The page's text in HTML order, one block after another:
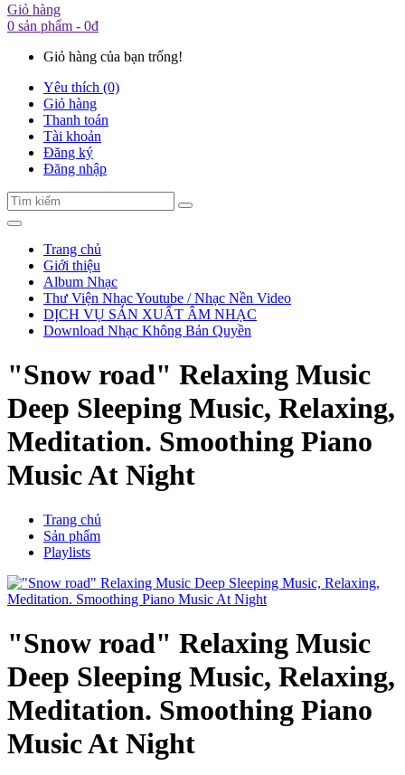
Giỏ hàng
0 sản phẩm - 0đ
Giỏ hàng của bạn trống!
Yêu thích (0)
Giỏ hàng
Thanh toán
Tài khoản
Đăng ký
Đăng nhập
Trang chủ
Giới thiệu
Album Nhạc
Thư Viện Nhạc Youtube / Nhạc Nền Video
DỊCH VỤ SẢN XUẤT ÂM NHẠC
Download Nhạc Không Bản Quyền
"Snow road" Relaxing Music
Deep Sleeping Music, Relaxing,
Meditation. Smoothing Piano
Music At Night
Trang chủ
Sản phẩm
Playlists
"Snow road" Relaxing Music
Deep Sleeping Music, Relaxing,
Meditation. Smoothing Piano
Music At Night